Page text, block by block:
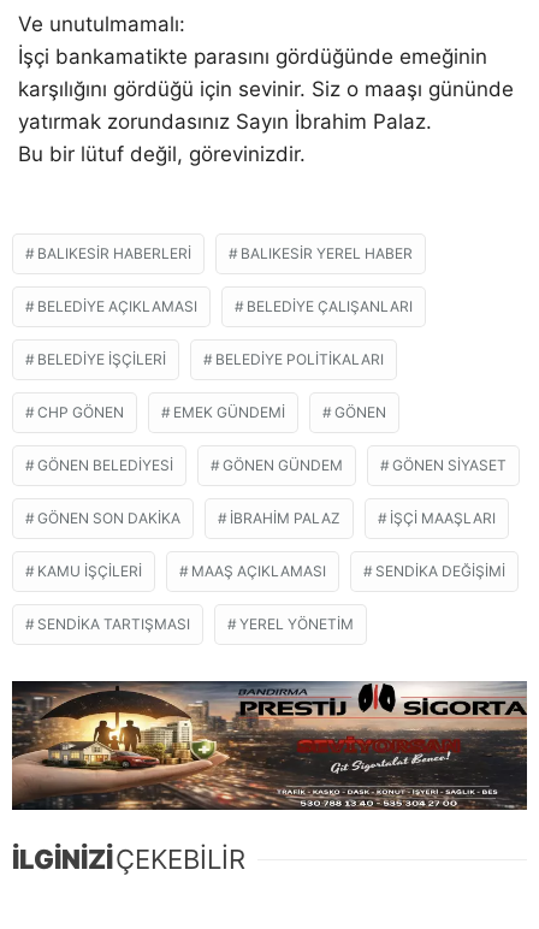
Ve unutulmamalı:
İşçi bankamatikte parasını gördüğünde emeğinin
karşılığını gördüğü için sevinir. Siz o maaşı gününde
yatırmak zorundasınız Sayın İbrahim Palaz.
Bu bir lütuf değil, görevinizdir.
BALIKESIR HABERLERI BALIKESIR YEREL HABER
BELEDIYE AÇIKLAMASI BELEDIYE ÇALIŞANLARI
BELEDIYE IŞÇILERI BELEDIYE POLITIKALARI
CHP GÖNEN EMEK GÜNDEMI GÖNEN
GÖNEN BELEDIYESI GÖNEN GÜNDEM GÖNEN SIYASET
GÖNEN SON DAKIKA İBRAHIM PALAZ IŞÇI MAAŞLARI
KAMU IŞÇILERI MAAŞ AÇIKLAMASI SENDIKA DEĞIŞIMI
SENDIKA TARTIŞMASI YEREL YÖNETIM
İLGİNİZİÇEKEBİLİR